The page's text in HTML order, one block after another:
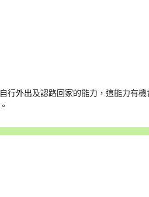
行外出及認路回家的能力，這能力有